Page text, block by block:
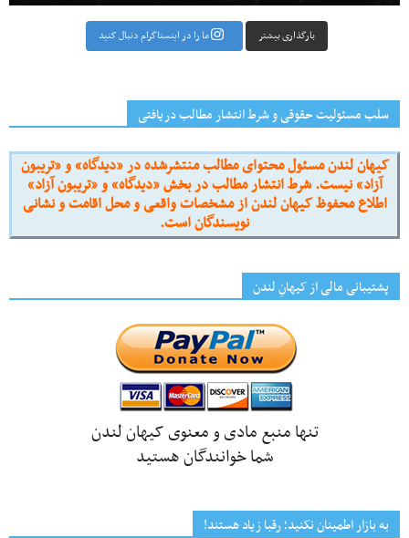
بارگذاری بیشتر ما را در اینستاگرام دنبال کنید
سلب مسئولیت حقوقی و شرط انتشار مطالب دریافتی
کیهان لندن مسئول محتوای مطالب منتشرشده در «دیدگاه» و «تریبون
آزاد» نیست. شرط انتشار مطالب در بخش «دیدگاه» و «تریبون آزاد»
اطلاع محفوظ کیهان لندن از مشخصات واقعی و محل اقامت و نشانی
نویسندگان است.
پشتیبانی مالی از کیهانِ لندن
تنها منبع مادی و معنوی کیهان لندن
شما خوانندگان هستید
به بازار اطمینان نکنید؛ رقبا زیاد هستند!